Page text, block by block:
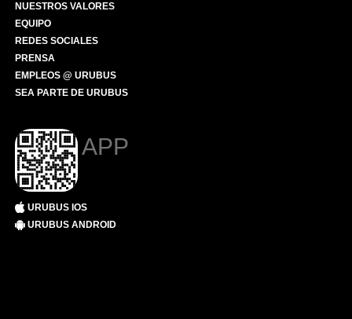
NUESTROS VALORES
EQUIPO
REDES SOCIALES
PRENSA
EMPLEOS @ URUBUS
SEA PARTE DE URUBUS
APP
URUBUS IOS
URUBUS ANDROID